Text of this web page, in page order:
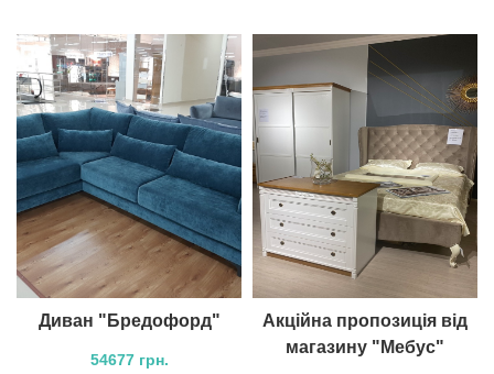
Диван "Бредофорд"
54677 грн.
Акційна пропозиція від
магазину "Мебус"